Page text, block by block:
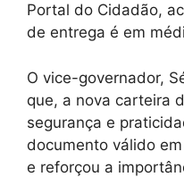
Portal do Cidadão,
de entrega é em
O vice-governador,
que, a nova carteira
segurança e
documento válido
e reforçou a